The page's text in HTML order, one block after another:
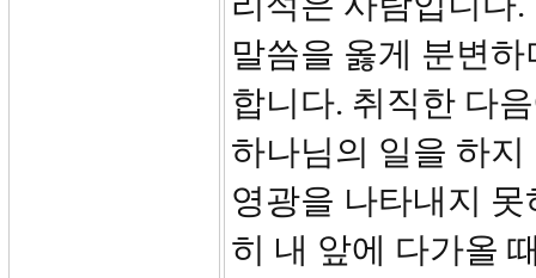
말씀을 옳게 분변
합니다. 취직한 다
하나님의 일을 하
영광을 나타내지
히 내 앞에 다가올